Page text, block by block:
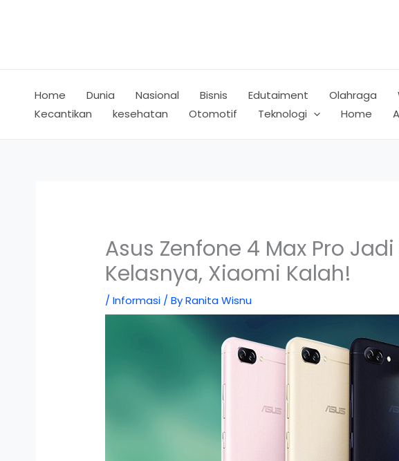
Home Dunia Nasional Bisnis Edutaiment Olahraga
Kecantikan
kesehatan Otomotif Teknologi Home
Asus Zenfone 4 Max Pro
Kelasnya, Xiaomi Kalah!
/Informasi / ByRanita Wisnu